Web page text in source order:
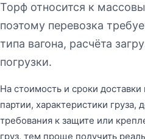
Торф относится к
поэтому перевозка
типа вагона, расчёта
погрузки.
На стоимость и сроки
партии, характеристики груза,
требования к защите или
груз, тем проще получить